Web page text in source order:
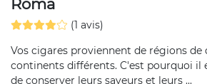
Roma
(1 avis)
Vos cigares proviennent de régions de
continents différents. C'est pourquoi il
de conserver leurs saveurs et leurs ...